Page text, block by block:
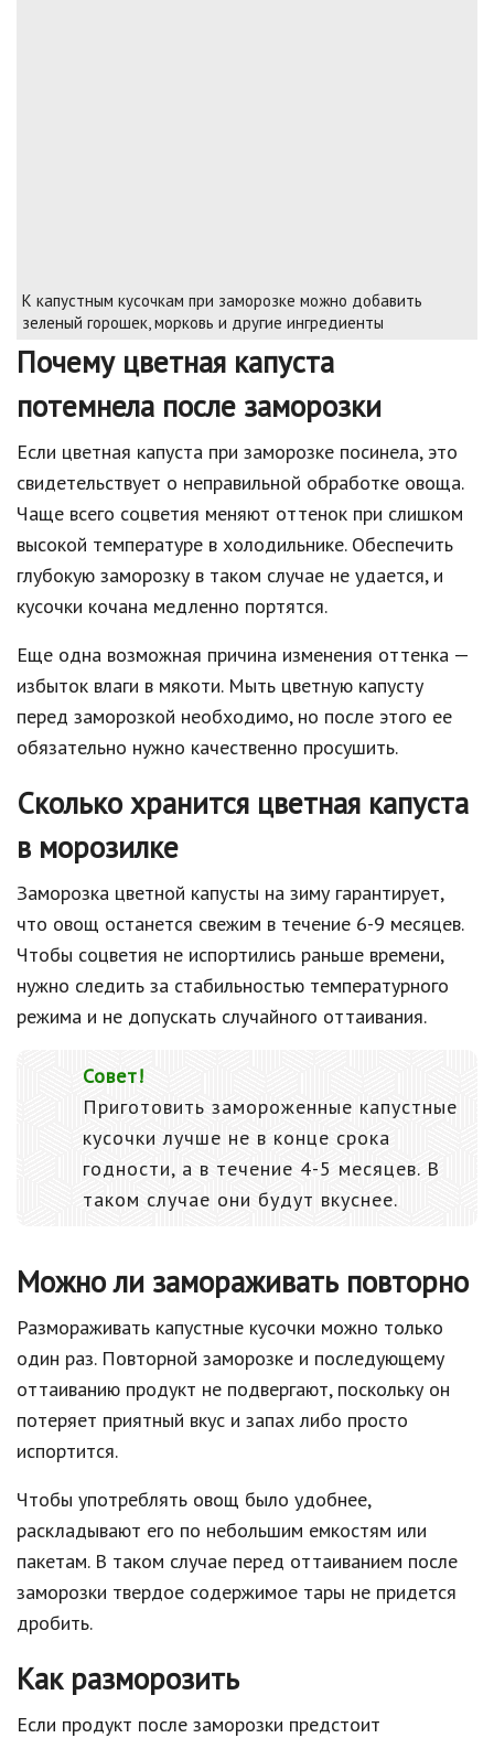
К капустным кусочкам при заморозке можно добавить
зеленый горошек, морковь и другие ингредиенты
Почему цветная капуста
потемнела после заморозки
Если цветная капуста при заморозке посинела, это
свидетельствует о неправильной обработке овоща.
Чаще всего соцветия меняют оттенок при слишком
высокой температуре в холодильнике. Обеспечить
глубокую заморозку в таком случае не удается, и
кусочки кочана медленно портятся.
Еще одна возможная причина изменения оттенка —
избыток влаги в мякоти. Мыть цветную капусту
перед заморозкой необходимо, но после этого ее
обязательно нужно качественно просушить.
Сколько хранится цветная капуста
в морозилке
Заморозка цветной капусты на зиму гарантирует,
что овощ останется свежим в течение 6-9 месяцев.
Чтобы соцветия не испортились раньше времени,
нужно следить за стабильностью температурного
режима и не допускать случайного оттаивания.
Совет!
Приготовить замороженные капустные
кусочки лучше не в конце срока
годности, а в течение 4-5 месяцев. В
таком случае они будут вкуснее.
Можно ли замораживать повторно
Размораживать капустные кусочки можно только
один раз. Повторной заморозке и последующему
оттаиванию продукт не подвергают, поскольку он
потеряет приятный вкус и запах либо просто
испортится.
Чтобы употреблять овощ было удобнее,
раскладывают его по небольшим емкостям или
пакетам. В таком случае перед оттаиванием после
заморозки твердое содержимое тары не придется
дробить.
Как разморозить
Если продукт после заморозки предстоит